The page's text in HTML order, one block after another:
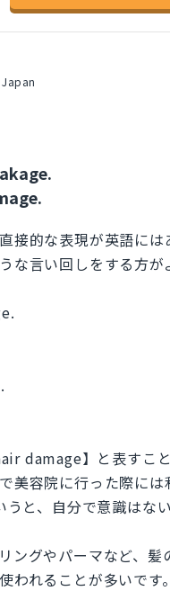
Japan
接的な表現が英語に
言い回しをする方が
damage】と表すこと
美容院に行った際には
と、自分で意識はな
グやパーマなど、髪
われることが多いです。